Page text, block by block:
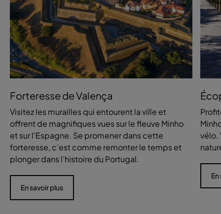
Forteresse de Valença
Visitez les murailles qui entourent la ville et
offrent de magnifiques vues sur le fleuve Minho
et sur l’Espagne. Se promener dans cette
forteresse, c’est comme remonter le temps et
plonger dans l’histoire du Portugal.
En savoir plus
vélo.